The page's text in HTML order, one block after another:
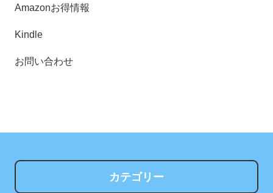
Amazonお得情報
Kindle
お問い合わせ
カテゴリー